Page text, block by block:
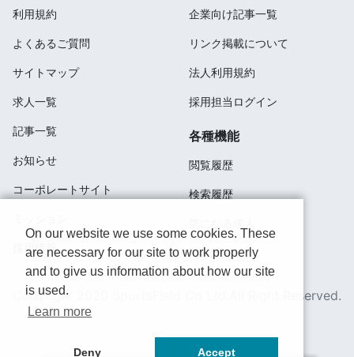
利用規約
よくあるご質問
サイトマップ
求人一覧
記事一覧
お知らせ
コーポレートサイト
採用情報
企業向け記事一覧
リンク掲載について
法人利用規約
採用担当ログイン
各種機能
閲覧履歴
検索履歴
応募済み
Copyright 2020 SportsField Co Ltd.All Right Reserved.
On our website we use some cookies. These
are necessary for our site to work properly
and to give us information about how our site
is used.
Learn more
Deny Accept